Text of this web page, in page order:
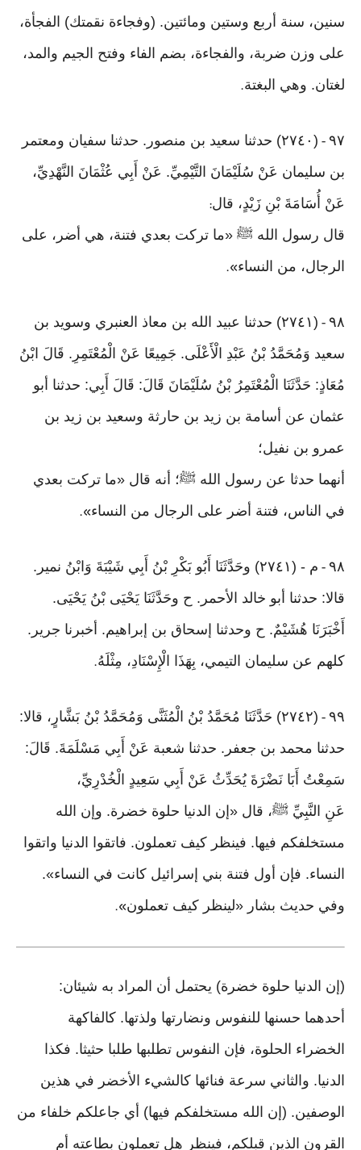
سنين، سنة أربع وستين ومائتين. (وفجاءة نقمتك) الفجأة،
على وزن ضربة، والفجاءة، بضم الفاء وفتح الجيم والمد،
لغتان. وهي البغتة.
٩٧ -
(٢٧٤٠) حدثنا سعيد بن منصور. حدثنا سفيان ومعتمر
بن سليمان عَنْ سُلَيْمَانَ التَّيْمِيِّ. عَنْ أَبِي عُثْمَانَ النَّهْدِيِّ،
عَنْ أُسَامَةَ بْنِ زَيْدٍ، قال:
قال رسول الله ﷺ «ما تركت بعدي فتنة، هي أضر، على
الرجال، من النساء».
٩٨ -
(٢٧٤١) حدثنا عبيد الله بن معاذ العنبري وسويد بن
سعيد وَمُحَمَّدُ بْنُ عَبْدِ الْأَعْلَى. جَمِيعًا عَنْ الْمُعْتَمِرِ. قَالَ ابْنُ
مُعَاذٍ: حَدَّثَنَا الْمُعْتَمِرُ بْنُ سُلَيْمَانَ قَالَ: قَالَ أَبِي: حدثنا أبو
عثمان عن أسامة بن زيد بن حارثة وسعيد بن زيد بن
عمرو بن نفيل؛
أنهما حدثا عن رسول الله ﷺ؛ أنه قال «ما تركت بعدي
في الناس، فتنة أضر على الرجال من النساء».
٩٨ -
م - (٢٧٤١) وحَدَّثَنَا أَبُو بَكْرِ بْنُ أَبِي شَيْبَةَ وَابْنُ نمير.
قالا: حدثنا أبو خالد الأحمر. ح وحَدَّثَنَا يَحْيَى بْنُ يَحْيَى.
أَخْبَرَنَا هُشَيْمٌ. ح وحدثنا إسحاق بن إبراهيم. أخبرنا جرير.
كلهم عن سليمان التيمي، بِهَذَا الْإِسْنَادِ، مِثْلَهُ.
٩٩ -
(٢٧٤٢) حَدَّثَنَا مُحَمَّدُ بْنُ الْمُثَنَّى وَمُحَمَّدُ بْنُ بَشَّارٍ، قالا:
حدثنا محمد بن جعفر. حدثنا شعبة عَنْ أَبِي مَسْلَمَةَ. قَالَ:
سَمِعْتُ أَبَا نَضْرَةَ يُحَدِّثُ عَنْ أَبِي سَعِيدٍ الْخُدْرِيِّ،
عَنِ النَّبِيِّ ﷺ، قال «إن الدنيا حلوة خضرة. وإن الله
مستخلفكم فيها. فينظر كيف تعملون. فاتقوا الدنيا واتقوا
النساء. فإن أول فتنة بني إسرائيل كانت في النساء».
وفي حديث بشار «لينظر كيف تعملون».
(إن الدنيا حلوة خضرة) يحتمل أن المراد به شيئان:
أحدهما حسنها للنفوس ونضارتها ولذتها. كالفاكهة
الخضراء الحلوة، فإن النفوس تطلبها طلبا حثيثا. فكذا
الدنيا. والثاني سرعة فنائها كالشيء الأخضر في هذين
الوصفين. (إن الله مستخلفكم فيها) أي جاعلكم خلفاء من
القرون الذين قبلكم، فينظر هل تعملون بطاعته أم